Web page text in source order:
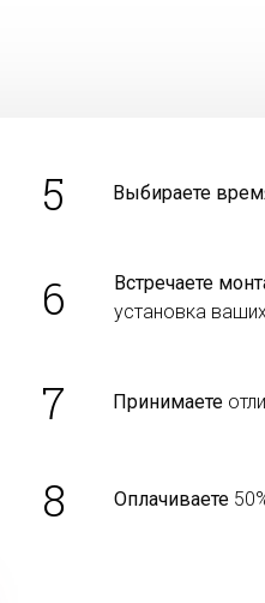
5 Выбираете
6 Встречаете
установка
7 Принимаете
8 Оплачиваете